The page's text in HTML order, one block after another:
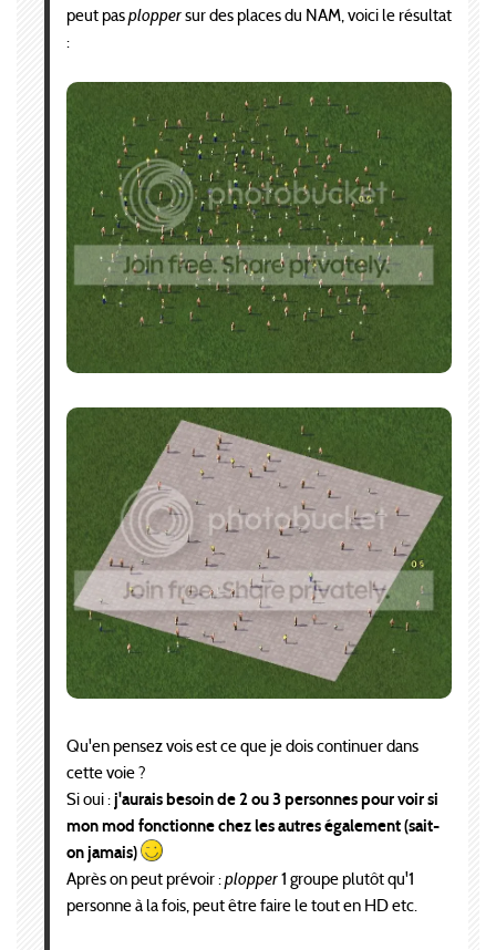
peut pasploppersur des places du NAM, voici le résultat
:
Qu'en pensez vois est ce que je dois continuer dans
cette voie ?
Si oui :j'aurais besoin de 2 ou 3 personnes pour voir si
mon mod fonctionne chez les autres également (sait-
on jamais)
Après on peut prévoir :plopper1 groupe plutôt qu'1
personne à la fois, peut être faire le tout en HD etc.